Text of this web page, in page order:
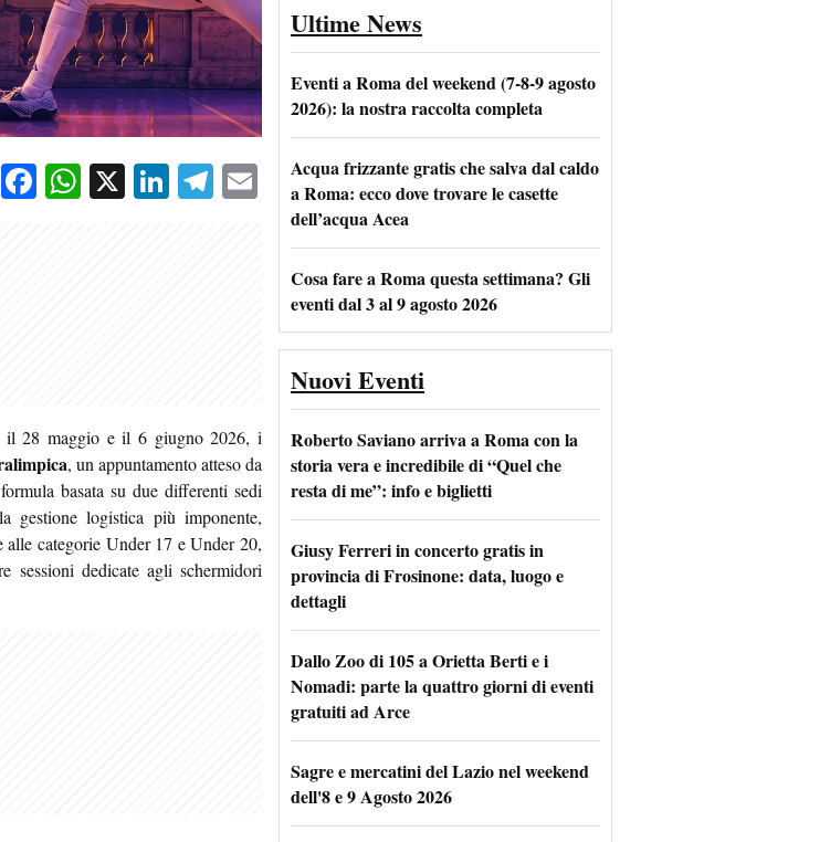
Facebook
WhatsApp
X LinkedIn
Telegram
Email
il 28 maggio e il 6 giugno 2026, i
, un appuntamento atteso da
basata su due differenti sedi
gestione logistica più imponente,
categorie Under 17 e Under 20,
dedicate agli schermidori
Ultime News
Eventi a Roma del weekend (7-8-9 agosto
2026): la nostra raccolta completa
Acqua frizzante gratis che salva dal caldo
a Roma: ecco dove trovare le casette
dell’acqua Acea
Cosa fare a Roma questa settimana? Gli
eventi dal 3 al 9 agosto 2026
Nuovi Eventi
Roberto Saviano arriva a Roma con la
storia vera e incredibile di “Quel che
resta di me”: info e biglietti
Giusy Ferreri in concerto gratis in
provincia di Frosinone: data, luogo e
dettagli
Dallo Zoo di 105 a Orietta Berti e i
Nomadi: parte la quattro giorni di eventi
gratuiti ad Arce
Sagre e mercatini del Lazio nel weekend
dell'8 e 9 Agosto 2026